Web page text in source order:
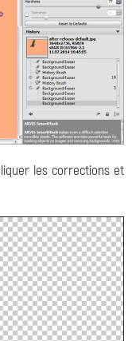
les corrections et